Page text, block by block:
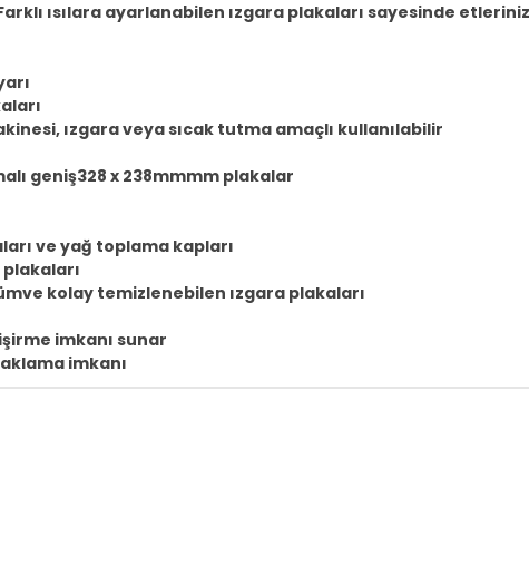
ısılara ayarlanabilen ızgara plakaları sayesinde
ızgara veya sıcak tutma amaçlı kullanılabilir
geniş328 x 238mmmm plakalar
ve yağ toplama kapları
kolay temizlenebilen ızgara plakaları
imkanı sunar
imkanı